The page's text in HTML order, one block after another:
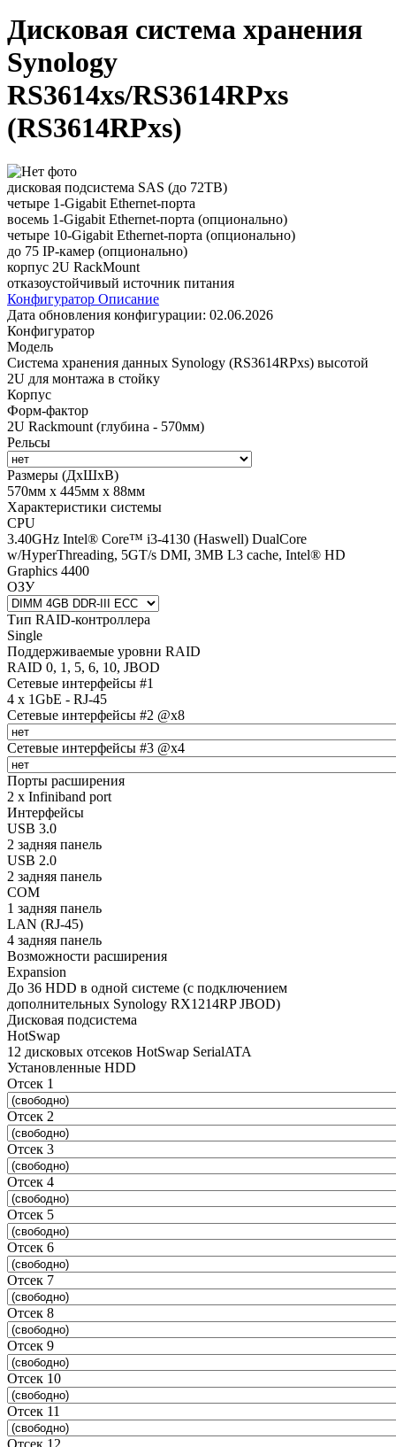
Дисковая система хранения
Synology
RS3614xs/RS3614RPxs
(RS3614RPxs)
дисковая подсистема SAS (до 72TB)
четыре 1-Gigabit Ethernet-порта
восемь 1-Gigabit Ethernet-порта (опционально)
четыре 10-Gigabit Ethernet-порта (опционально)
до 75 IP-камер (опционально)
корпус 2U RackMount
отказоустойчивый источник питания
Конфигуратор Описание
Дата обновления конфигурации: 02.06.2026
Конфигуратор
Модель
Система хранения данных Synology (RS3614RPxs) высотой
2U для монтажа в стойку
Корпус
Форм-фактор
2U Rackmount (глубина - 570мм)
Рельсы
Размеры (ДхШхВ)
570мм х 445мм х 88мм
Характеристики системы
CPU
3.40GHz Intel® Core™ i3-4130 (Haswell) DualCore
w/HyperThreading, 5GT/s DMI, 3MB L3 cache, Intel® HD
Graphics 4400
ОЗУ
Тип RAID-контроллера
Single
Поддерживаемые уровни RAID
RAID 0, 1, 5, 6, 10, JBOD
Сетевые интерфейсы #1
4 x 1GbE - RJ-45
Сетевые интерфейсы #2 @x8
Сетевые интерфейсы #3 @x4
Порты расширения
2 x Infiniband port
Интерфейсы
USB 3.0
2 задняя панель
USB 2.0
2 задняя панель
COM
1 задняя панель
LAN (RJ-45)
4 задняя панель
Возможности расширения
Expansion
До 36 HDD в одной системе (с подключением
дополнительных Synology RX1214RP JBOD)
Дисковая подсистема
HotSwap
12 дисковых отсеков HotSwap SerialATA
Установленные HDD
Отсек 1
Отсек 2
Отсек 3
Отсек 4
Отсек 5
Отсек 6
Отсек 7
Отсек 8
Отсек 9
Отсек 10
Отсек 11
Отсек 12